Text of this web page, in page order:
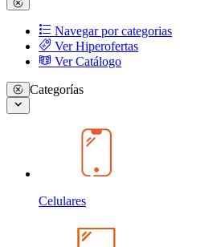
Navegar por categorias
Ver Hiperofertas
Ver Catálogo
Categorías
Celulares